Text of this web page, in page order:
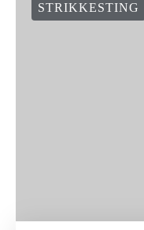
STRIKKESTING